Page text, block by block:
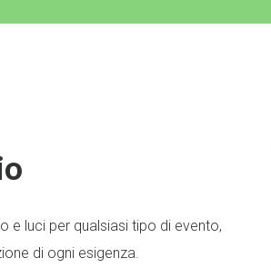
e luci per qualsiasi tipo di evento,
di ogni esigenza.